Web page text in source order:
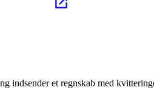
indsender et regnskab med